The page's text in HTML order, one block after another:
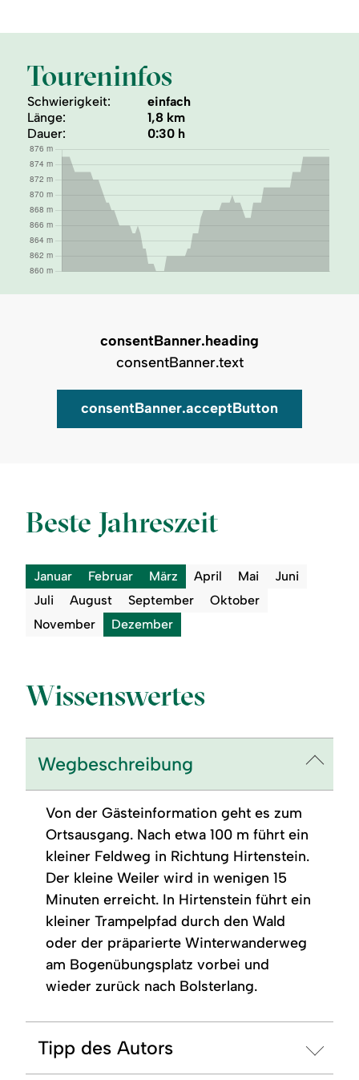
Toureninfos
Schwierigkeit:
einfach
Länge:
1,8 km
Dauer:
0:30 h
consentBanner.heading
consentBanner.text
consentBanner.acceptButton
Beste Jahreszeit
Januar Februar März April Mai
Juni
Juli
August September
Oktober
November
Dezember
Wissenswertes
Wegbeschreibung
Von der Gästeinformation geht es zum
Ortsausgang. Nach etwa 100 m führt ein
kleiner Feldweg in Richtung Hirtenstein.
Der kleine Weiler wird in wenigen 15
Minuten erreicht. In Hirtenstein führt ein
kleiner Trampelpfad durch den Wald
oder der präparierte Winterwanderweg
am Bogenübungsplatz vorbei und
wieder zurück nach Bolsterlang.
Tipp des Autors